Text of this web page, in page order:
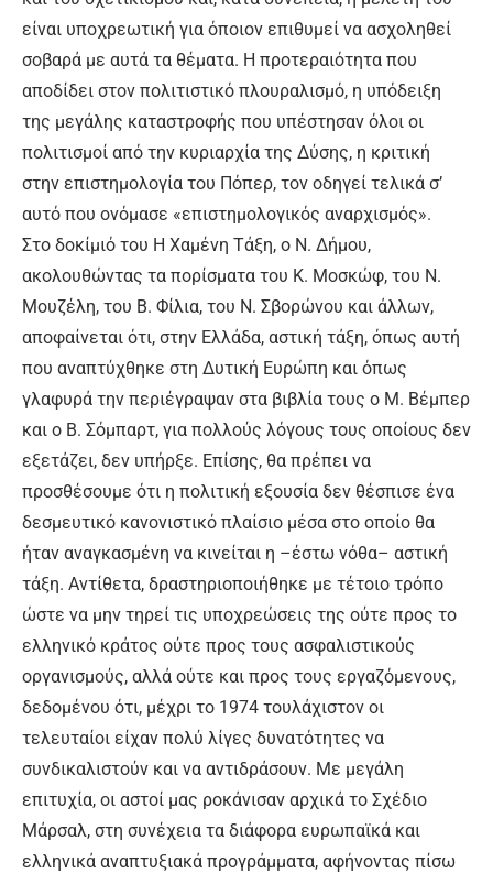
είναι υποχρεωτική για όποιον επιθυμεί να ασχοληθεί
σοβαρά με αυτά τα θέματα. Η προτεραιότητα που
αποδίδει στον πολιτιστικό πλουραλισμό, η υπόδειξη
της μεγάλης καταστροφής που υπέστησαν όλοι οι
πολιτισμοί από την κυριαρχία της Δύσης, η κριτική
στην επιστημολογία του Πόπερ, τον οδηγεί τελικά σ’
αυτό που ονόμασε «επιστημολογικός αναρχισμός».
Στο δοκίμιό του Η Χαμένη Τάξη, ο Ν. Δήμου,
ακολουθώντας τα πορίσματα του Κ. Μοσκώφ, του Ν.
Μουζέλη, του Β. Φίλια, του Ν. Σβορώνου και άλλων,
αποφαίνεται ότι, στην Ελλάδα, αστική τάξη, όπως αυτή
που αναπτύχθηκε στη Δυτική Ευρώπη και όπως
γλαφυρά την περιέγραψαν στα βιβλία τους ο Μ. Βέμπερ
και ο Β. Σόμπαρτ, για πολλούς λόγους τους οποίους δεν
εξετάζει, δεν υπήρξε. Επίσης, θα πρέπει να
προσθέσουμε ότι η πολιτική εξουσία δεν θέσπισε ένα
δεσμευτικό κανονιστικό πλαίσιο μέσα στο οποίο θα
ήταν αναγκασμένη να κινείται η –έστω νόθα– αστική
τάξη. Αντίθετα, δραστηριοποιήθηκε με τέτοιο τρόπο
ώστε να μην τηρεί τις υποχρεώσεις της ούτε προς το
ελληνικό κράτος ούτε προς τους ασφαλιστικούς
οργανισμούς, αλλά ούτε και προς τους εργαζόμενους,
δεδομένου ότι, μέχρι το 1974 τουλάχιστον οι
τελευταίοι είχαν πολύ λίγες δυνατότητες να
συνδικαλιστούν και να αντιδράσουν. Με μεγάλη
επιτυχία, οι αστοί μας ροκάνισαν αρχικά το Σχέδιο
Μάρσαλ, στη συνέχεια τα διάφορα ευρωπαϊκά και
ελληνικά αναπτυξιακά προγράμματα, αφήνοντας πίσω